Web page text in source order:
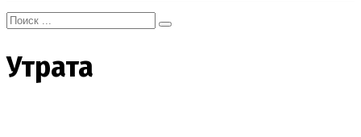
Search
for:
Утрата